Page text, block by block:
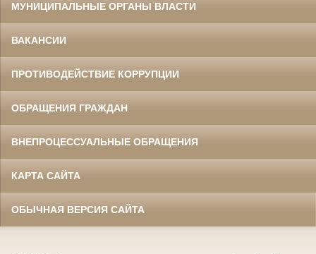
МУНИЦИПАЛЬНЫЕ ОРГАНЫ ВЛАСТИ
ВАКАНСИИ
ПРОТИВОДЕЙСТВИЕ КОРРУПЦИИ
ОБРАЩЕНИЯ ГРАЖДАН
ВНЕПРОЦЕССУАЛЬНЫЕ ОБРАЩЕНИЯ
КАРТА САЙТА
ОБЫЧНАЯ ВЕРСИЯ САЙТА